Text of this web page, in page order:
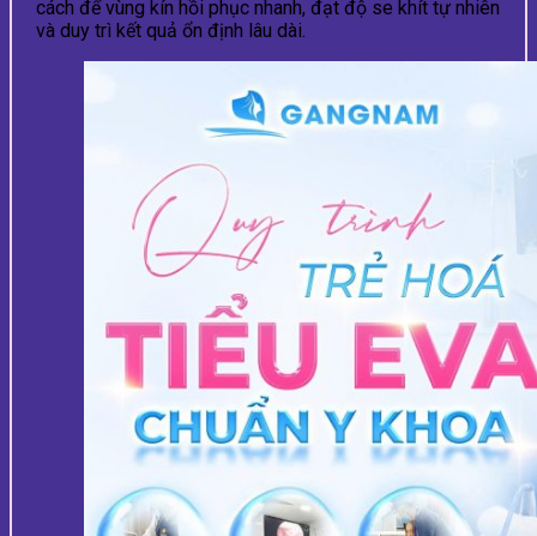
cách để vùng kín hồi phục nhanh, đạt độ se khít tự nhiên
và duy trì kết quả ổn định lâu dài.